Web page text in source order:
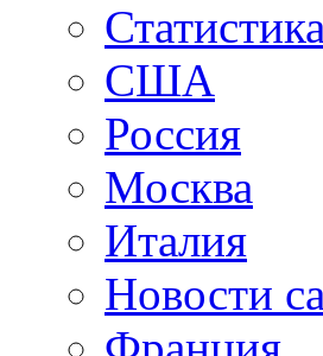
Статистика
США
Россия
Москва
Италия
Новости